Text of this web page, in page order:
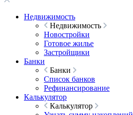
Недвижимость
Недвижимость
Новостройки
Готовое жилье
Застройщики
Банки
Банки
Список банков
Рефинансирование
Калькулятор
Калькулятор